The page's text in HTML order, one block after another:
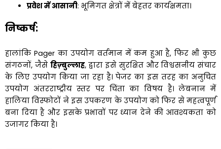
प्रवेश में आसानी: भूमिगत क्षेत्रों में बेहतर कार्यक्षमता।
निष्कर्ष:
हालांकि Pager का उपयोग वर्तमान में कम हुआ है, फिर भी कुछ
संगठनों, जैसे हिज़्बुल्लाह, द्वारा इसे सुरक्षित और विश्वसनीय संचार
के लिए उपयोग किया जा रहा है। पेजर का इस तरह का अनुचित
उपयोग अंतरराष्ट्रीय स्तर पर चिंता का विषय है। लेबनान में
हालिया विस्फोटों ने इस उपकरण के उपयोग को फिर से महत्वपूर्ण
बना दिया है और इसके प्रभावों पर ध्यान देने की आवश्यकता को
उजागर किया है।